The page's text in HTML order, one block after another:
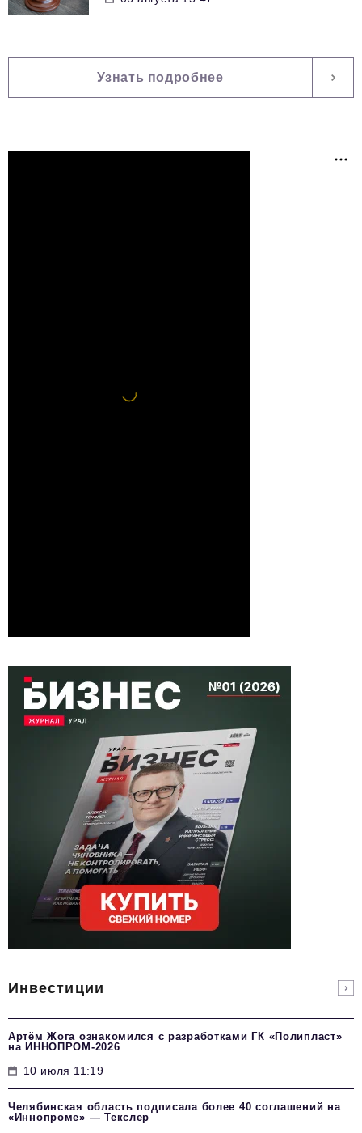
Узнать подробнее
Инвестиции
Артём Жога ознакомился с разработками ГК «Полипласт»
на ИННОПРОМ-2026
10 июля 11:19
Челябинская область подписала более 40 соглашений на
«Иннопроме» — Текслер